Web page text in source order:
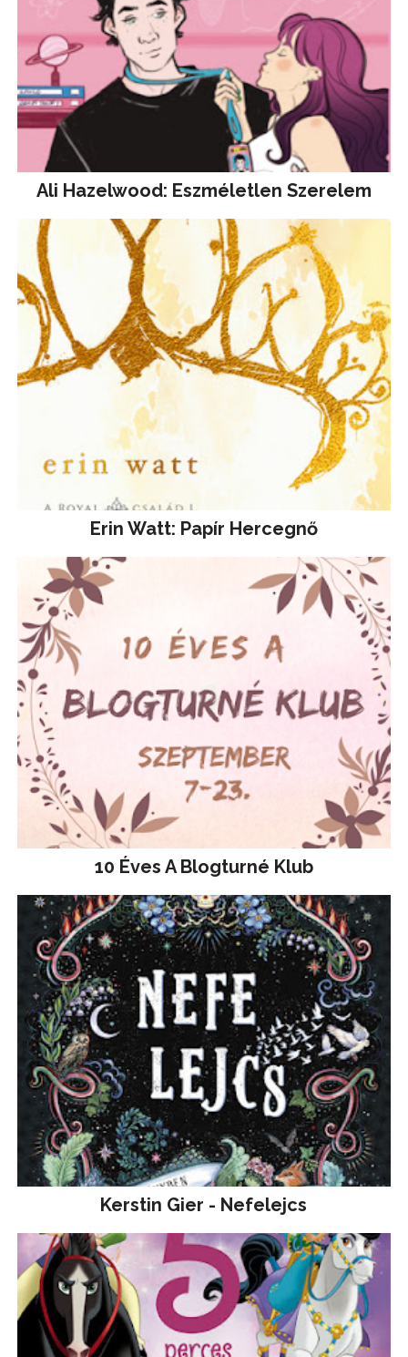
Ali Hazelwood: Eszméletlen Szerelem
Erin Watt: Papír Hercegnő
10 Éves A Blogturné Klub
Kerstin Gier - Nefelejcs